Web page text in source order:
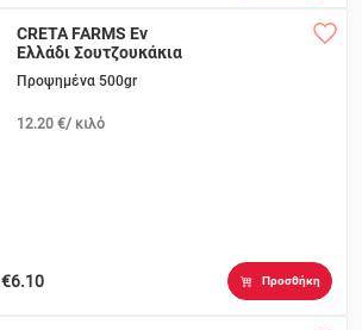
CRETA FARMS Eν
Ελλάδι Σουτζουκάκια
Προψημένα 500gr
12.20 €/ κιλό
€6.10 Προσθήκη